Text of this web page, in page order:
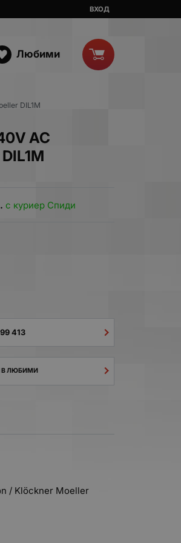
ВХОД
Любими
DIL1M
AC
с куриер Спиди
413
В ЛЮБИМИ
/ Klöckner Moeller